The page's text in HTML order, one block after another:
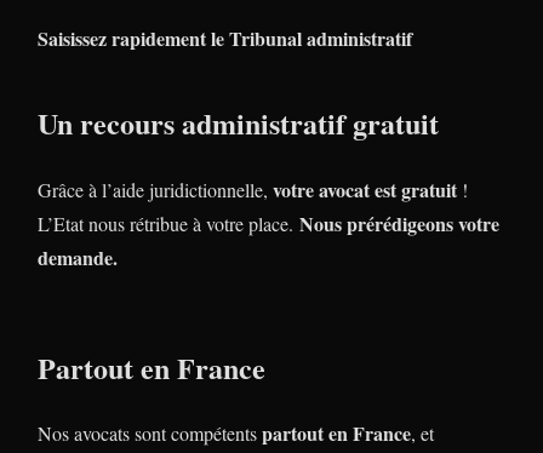
Saisissez rapidement le Tribunal administratif
Un recours administratif gratuit
Grâce à l’aide juridictionnelle, votre avocat est gratuit !
L’Etat nous rétribue à votre place. Nous prérédigeons votre
demande.
Partout en France
Nos avocats sont compétentspartout en France, et